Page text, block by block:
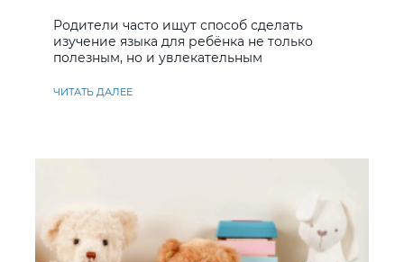
Родители часто ищут способ сделать
изучение языка для ребёнка не только
полезным, но и увлекательным
ЧИТАТЬ ДАЛЕЕ